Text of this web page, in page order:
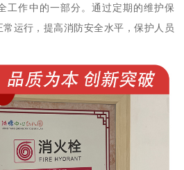
工作中的一部分。通过定期的维护保
运行，提高消防安全水平，保护人员